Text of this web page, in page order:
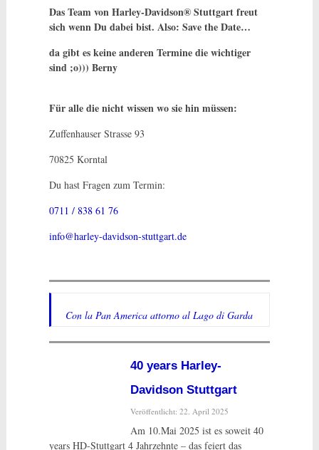
Das Team von Harley-Davidson® Stuttgart freut
sich wenn Du dabei bist. Also: Save the Date…
da gibt es keine anderen Termine die wichtiger
sind ;o))) Berny
Für alle die nicht wissen wo sie hin müssen:
Zuffenhauser Strasse 93
70825 Korntal
Du hast Fragen zum Termin:
0711 / 838 61 76
info@harley-davidson-stuttgart.de
Con la Pan America attorno al Lago di Garda
40 years Harley-
Davidson Stuttgart
Veröffentlicht: 22. April 2025
Am 10.Mai 2025 ist es soweit 40
years HD-Stuttgart 4 Jahrzehnte – das feiert das